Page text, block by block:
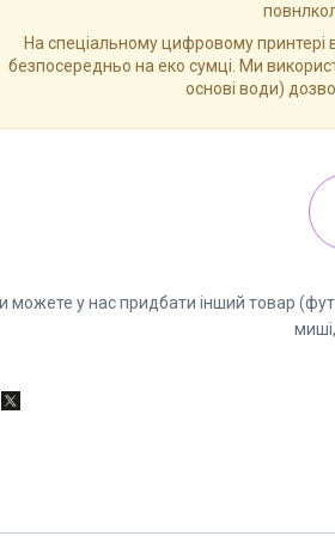
На спеціальному цифровому
безпосередньо на еко сумці. Ми
основі води)
можете у нас придбати інший товар